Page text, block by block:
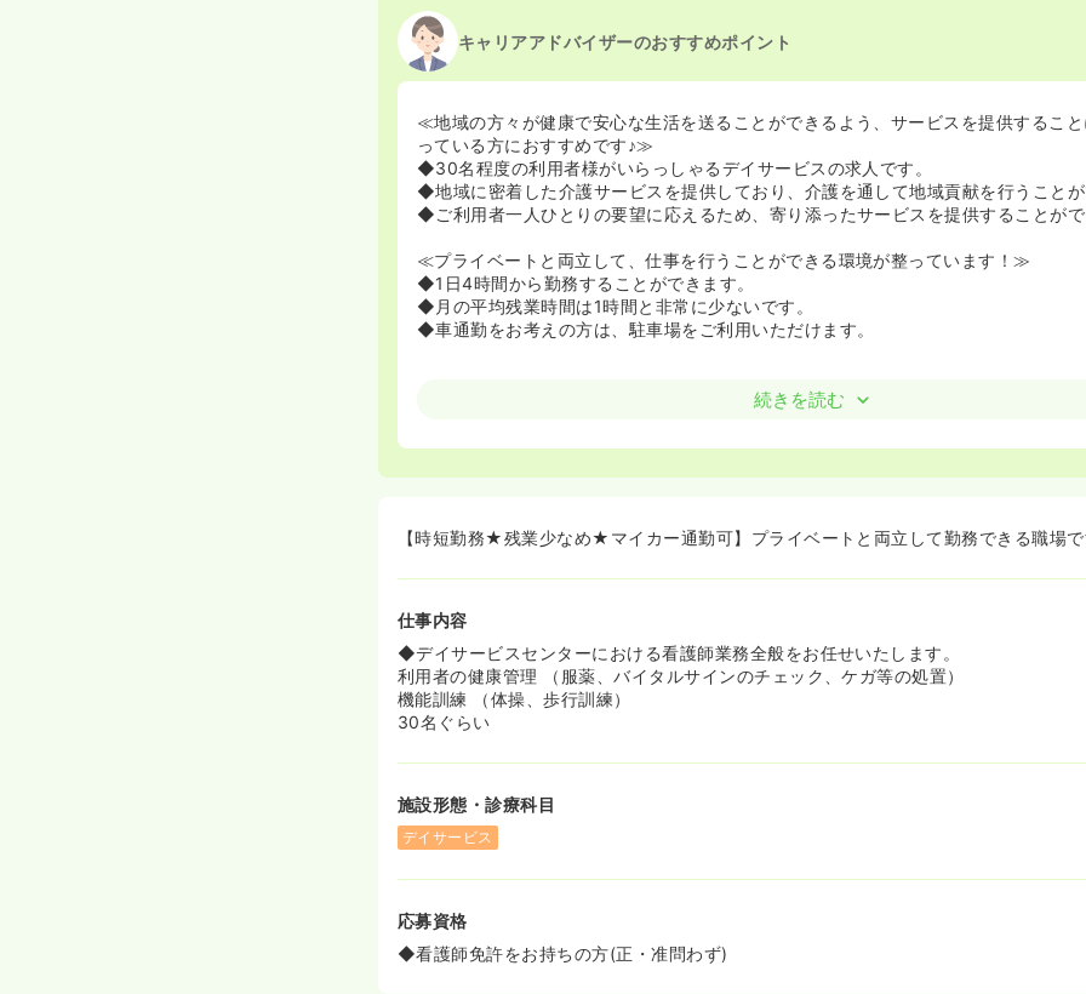
キャリアアドバイザーのおすすめポイント
≪地域の方々が健康で安心な生活を送ることができるよう、サービスを提供するこ
っている方におすすめです♪≫
◆30名程度の利用者様がいらっしゃるデイサービスの求人です。
◆地域に密着した介護サービスを提供しており、介護を通して地域貢献を行うこと
◆ご利用者一人ひとりの要望に応えるため、寄り添ったサービスを提供することが
≪プライベートと両立して、仕事を行うことができる環境が整っています！≫
◆1日4時間から勤務することができます。
◆月の平均残業時間は1時間と非常に少ないです。
◆車通勤をお考えの方は、駐車場をご利用いただけます。
続きを読む
【時短勤務★残業少なめ★マイカー通勤可】プライベートと両立して勤務できる職場
仕事内容
◆デイサービスセンターにおける看護師業務全般をお任せいたします。
利用者の健康管理 （服薬、バイタルサインのチェック、ケガ等の処置）
機能訓練 （体操、歩行訓練）
30名ぐらい
施設形態・診療科目
デイサービス
応募資格
◆看護師免許をお持ちの方(正・准問わず)